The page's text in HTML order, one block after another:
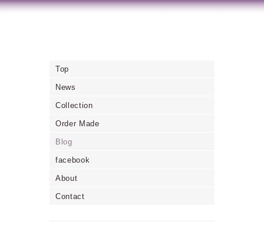
Top
News
Collection
Order Made
Blog
facebook
About
Contact